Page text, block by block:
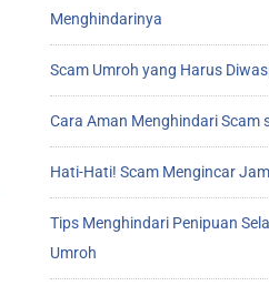
Menghindarinya
Scam Umroh yang Harus
Cara Aman Menghindari Scam
Hati-Hati! Scam Mengincar
Tips Menghindari Penipuan
Umroh